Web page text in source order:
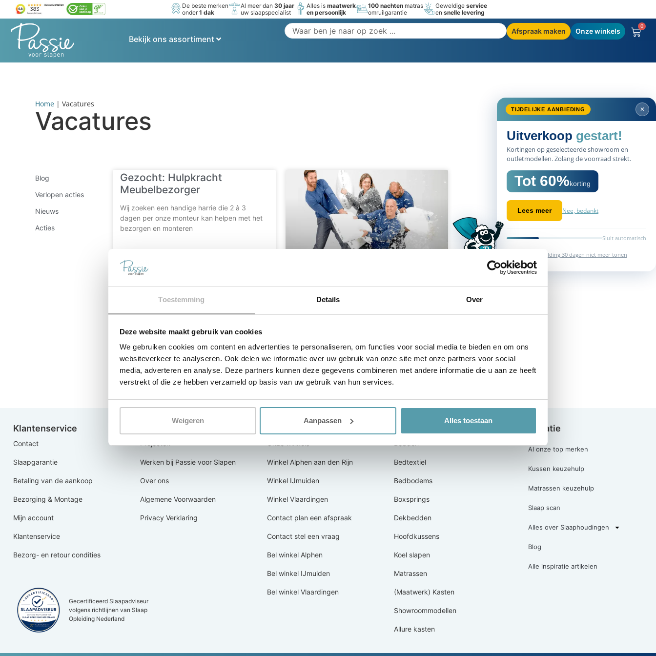
Toestemming Details Over
Deze website maakt gebruik van cookies
We gebruiken cookies om content en advertenties te personaliseren, om functies voor social media te bieden en om ons
websiteverkeer te analyseren. Ook delen we informatie over uw gebruik van onze site met onze partners voor social
media, adverteren en analyse. Deze partners kunnen deze gegevens combineren met andere informatie die u aan ze heeft
verstrekt of die ze hebben verzameld op basis van uw gebruik van hun services.
Weigeren Aanpassen Alles toestaan
De beste merken
onder1 dak
Al meer dan30 jaar
uw slaapspecialist
Alles ismaatwerk
en persoonlijk
100 nachten matras
omruilgarantie
Geweldigeservice
ensnelle levering
Bekijk ons assortiment
Afspraak maken Onze winkels
0
TIJDELIJKE AANBIEDING ✕
Uitverkoop gestart!
Kortingen op geselecteerde showroom en
outletmodellen. Zolang de voorraad strekt.
Tot 60%korting
Lees meer Nee, bedankt
Sluit automatisch
Deze melding 30 dagen niet meer tonen
Home | Vacatures
Vacatures
Blog
Verlopen acties
Nieuws
Acties
Gezocht: Hulpkracht
Meubelbezorger
Wij zoeken een handige harrie die 2 à 3
dagen per onze monteur kan helpen met het
bezorgen en monteren
LEES MEER »
Vacature: Medewerker
adviseren
LEES MEER »
Klantenservice
Contact
Slaapgarantie
Betaling van de aankoop
Bezorging & Montage
Mijn account
Klantenservice
Bezorg- en retour condities
Projecten
Werken bij Passie voor Slapen
Over ons
Algemene Voorwaarden
Privacy Verklaring
Onze winkels
Winkel Alphen aan den Rijn
Winkel IJmuiden
Winkel Vlaardingen
Contact plan een afspraak
Contact stel een vraag
Bel winkel Alphen
Bel winkel IJmuiden
Bel winkel Vlaardingen
Bedden
Bedtextiel
Bedbodems
Boxsprings
Dekbedden
Hoofdkussens
Koel slapen
Matrassen
(Maatwerk) Kasten
Showroommodellen
Allure kasten
Inspiratie
Al onze top merken
Kussen keuzehulp
Matrassen keuzehulp
Slaap scan
Alles over Slaaphoudingen
Blog
Alle inspiratie artikelen
Gecertificeerd Slaapadviseur
volgens richtlijnen van Slaap
Opleiding Nederland